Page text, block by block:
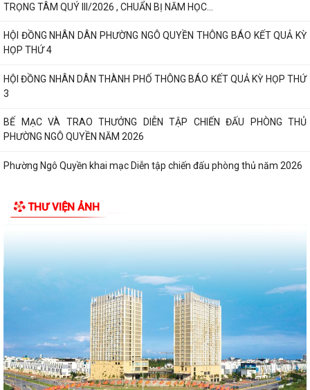
TRỌNG TÂM QUÝ III/2026 , CHUẨN BỊ NĂM HỌC...
HỘI ĐỒNG NHÂN DÂN PHƯỜNG NGÔ QUYỀN THÔNG BÁO KẾT QUẢ KỲ
HỌP THỨ 4
HỘI ĐỒNG NHÂN DÂN THÀNH PHỐ THÔNG BÁO KẾT QUẢ KỲ HỌP THỨ
3
BẾ MẠC VÀ TRAO THƯỞNG DIỄN TẬP CHIẾN ĐẤU PHÒNG THỦ
PHƯỜNG NGÔ QUYỀN NĂM 2026
Phường Ngô Quyền khai mạc Diễn tập chiến đấu phòng thủ năm 2026
THƯ TRI ÂN GIA ĐÌNH CÁC ANH HÙNG LIỆT...
Phường Ngô Quyền: Chuỗi hoạt động tri ân, “Đền ơn đáp nghĩa” thiết
thực nhân kỷ niệm 79 năm Ngày...
PHƯỜNG NGÔ QUYỀN TỔ CHỨC HỘI NGHỊ TRAO TẶNG ẢNH PHỤC CHẾ
LIỆT SĨ VÀ TẶNG QUÀ CHO CÁC HỘ GIA ĐÌNH...
ỦY BAN NHÂN DÂN PHƯỜNG NGÔ QUYỀN THÔNG TIN Về việc cưỡng
chế cưỡng chế 02 tổ chức để thu hồi nhà là...
THƯ VIỆN ẢNH